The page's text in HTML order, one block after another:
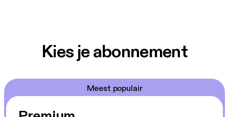
Kies je abonnement
Meest populair